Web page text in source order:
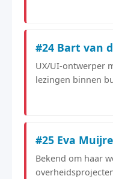
#24 Bart van
UX/UI-ontwerper
lezingen binnen
#25 Eva
Bekend om haar